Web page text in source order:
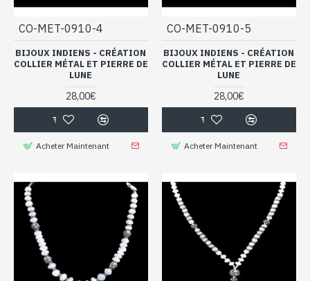
CO-MET-0910-4
BIJOUX INDIENS - CRÉATION
COLLIER MÉTAL ET PIERRE DE
LUNE
28,00€
Acheter Maintenant
CO-MET-0910-5
BIJOUX INDIENS - CRÉATION
COLLIER MÉTAL ET PIERRE DE
LUNE
28,00€
Acheter Maintenant